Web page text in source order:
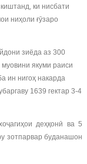
ки нисбати
ниҳоли ғӯзаро
зиёда аз 300
якуми раиси
ин нигоҳ накарда
1639 гектар 3-4
деҳқонӣ ва 5
зотпарвар буданашон